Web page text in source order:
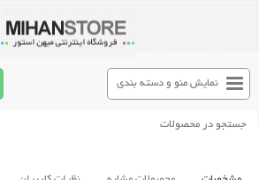
نمایش منو و دسته بندی